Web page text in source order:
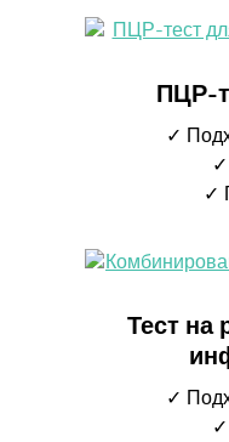
ПЦР-
✓
✓
Тест на
✓